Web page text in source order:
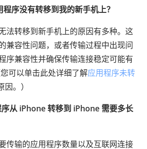
序没有转移到我的新手机上？
法转移到新手机上的原因有多种。这
兼容性问题，或者传输过程中出现问
序兼容性并确保传输连接稳定可能有
可以单击此处详细了解应用程序未转
因。）
从 iPhone 转移到 iPhone 需要多长
传输的应用程序数量以及互联网连接